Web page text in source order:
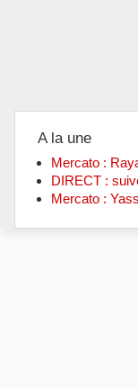
A la une
Mercato :
DIRECT :
Mercato :